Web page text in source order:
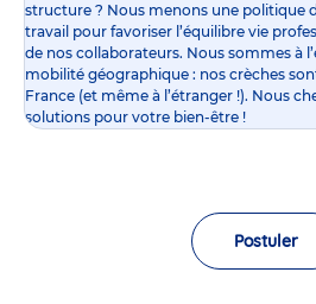
structure ? Nous menons une politique
travail pour favoriser l’équilibre vie
de nos collaborateurs. Nous sommes à
mobilité géographique : nos crèches
France (et même à l’étranger !). Nous
solutions pour votre bien-être !
Postuler